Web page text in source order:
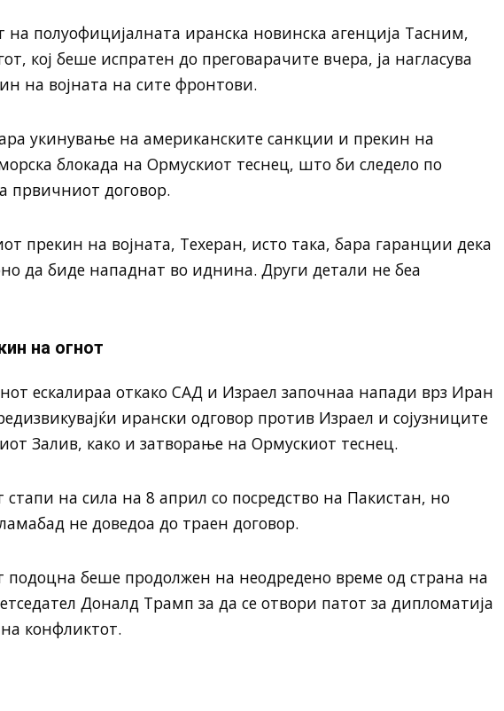
на полуофицијалната иранска новинска агенција Тасним,
кој беше испратен до преговарачите вчера, ја нагласува
на војната на сите фронтови.
укинување на американските санкции и прекин на
блокада на Ормускиот теснец, што би следело по
првичниот договор.
прекин на војната, Техеран, исто така, бара гаранции дека
да биде нападнат во иднина. Други детали не беа
на огнот
ескалираа откако САД и Израел започнаа напади врз Иран
ирански одговор против Израел и сојузниците
Залив, како и затворање на Ормускиот теснец.
на сила на 8 април со посредство на Пакистан, но
не доведоа до траен договор.
подоцна беше продолжен на неодредено време од страна на
Доналд Трамп за да се отвори патот за дипломатија
конфликтот.